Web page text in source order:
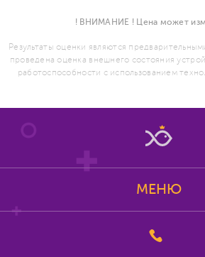
! ВНИМАНИЕ ! Цена может
Результаты оценки являются
проведена оценка внешнего состояния
работоспособности с использованием
МЕНЮ